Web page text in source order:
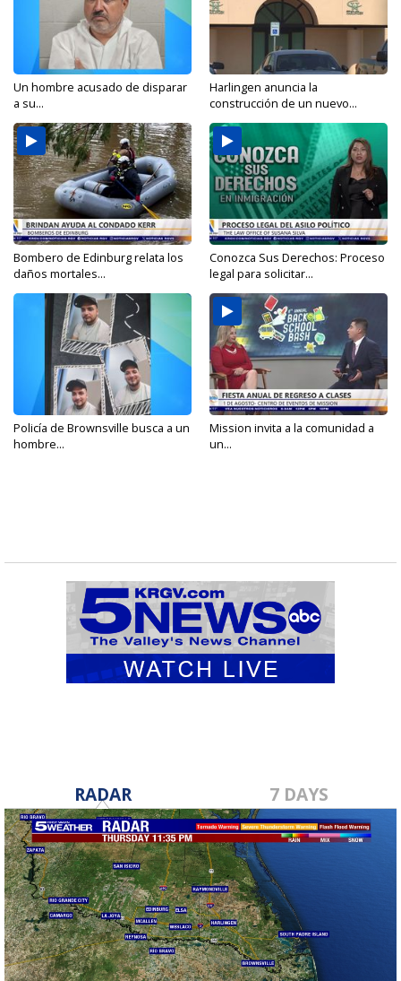
Un hombre acusado de disparar
a su...
Harlingen anuncia la
construcción de un nuevo...
Bombero de Edinburg relata los
daños mortales...
Conozca Sus Derechos: Proceso
legal para solicitar...
Policía de Brownsville busca a un
hombre...
Mission invita a la comunidad a
un...
RADAR 7 DAYS